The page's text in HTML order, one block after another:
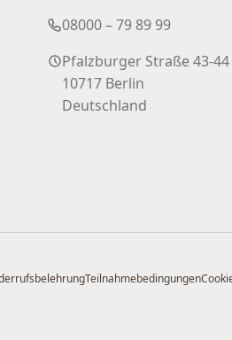
08000 – 79 89 99
Pfalzburger Straße 43-44
10717 Berlin
Deutschland
Teilnahmebedingungen